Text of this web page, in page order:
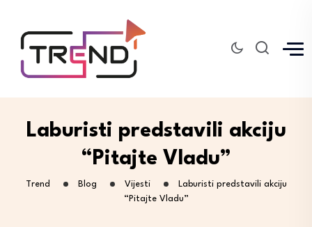
Laburisti predstavili akciju
“Pitajte Vladu”
Trend Blog Vijesti
Laburisti predstavili akciju
“Pitajte Vladu”